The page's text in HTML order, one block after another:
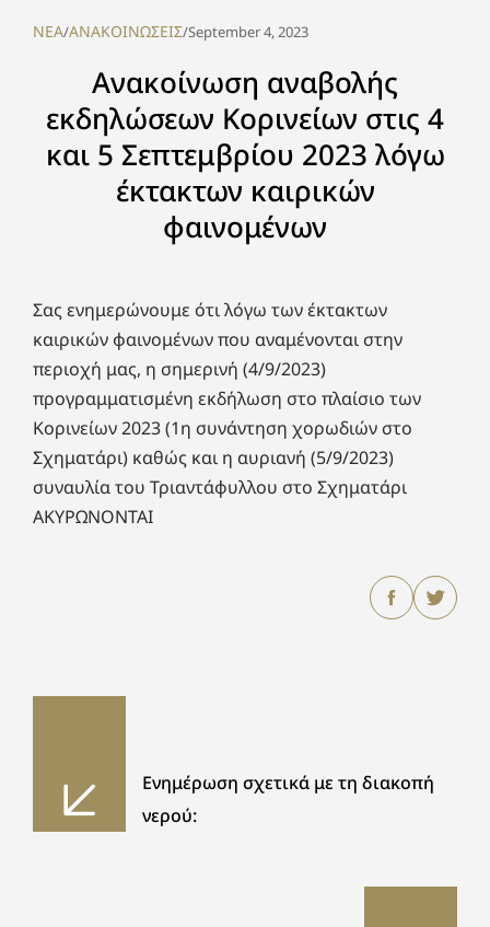
NEA/ΑΝΑΚΟΙΝΩΣΕΙΣ/September 4, 2023
Ανακοίνωση αναβολής
εκδηλώσεων Κορινείων στις 4
και 5 Σεπτεμβρίου 2023 λόγω
έκτακτων καιρικών
φαινομένων
Σας ενημερώνουμε ότι λόγω των έκτακτων
καιρικών φαινομένων που αναμένονται στην
περιοχή μας, η σημερινή (4/9/2023)
προγραμματισμένη εκδήλωση στο πλαίσιο των
Κορινείων 2023 (1η συνάντηση χορωδιών στο
Σχηματάρι) καθώς και η αυριανή (5/9/2023)
συναυλία του Τριαντάφυλλου στο Σχηματάρι
ΑΚΥΡΩΝΟΝΤΑΙ
Ενημέρωση σχετικά με τη διακοπή
νερού: